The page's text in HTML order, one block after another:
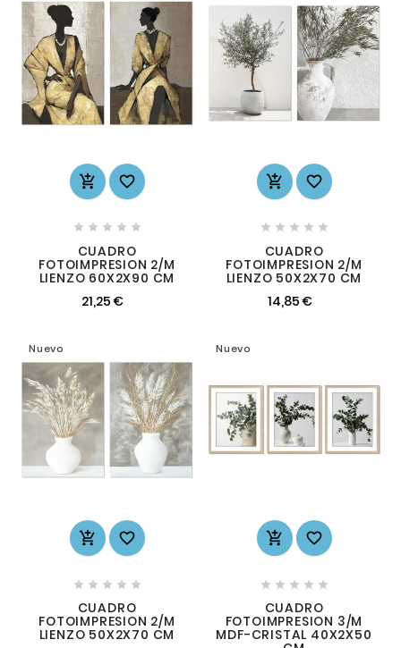
 
    
CUADRO
FOTOIMPRESION 2/M
LIENZO 60X2X90 CM
21,25 €
 
    
CUADRO
FOTOIMPRESION 2/M
LIENZO 50X2X70 CM
14,85 €
Nuevo
 
    
CUADRO
FOTOIMPRESION 2/M
LIENZO 50X2X70 CM
Nuevo
 
    
CUADRO
FOTOIMPRESION 3/M
MDF-CRISTAL 40X2X50